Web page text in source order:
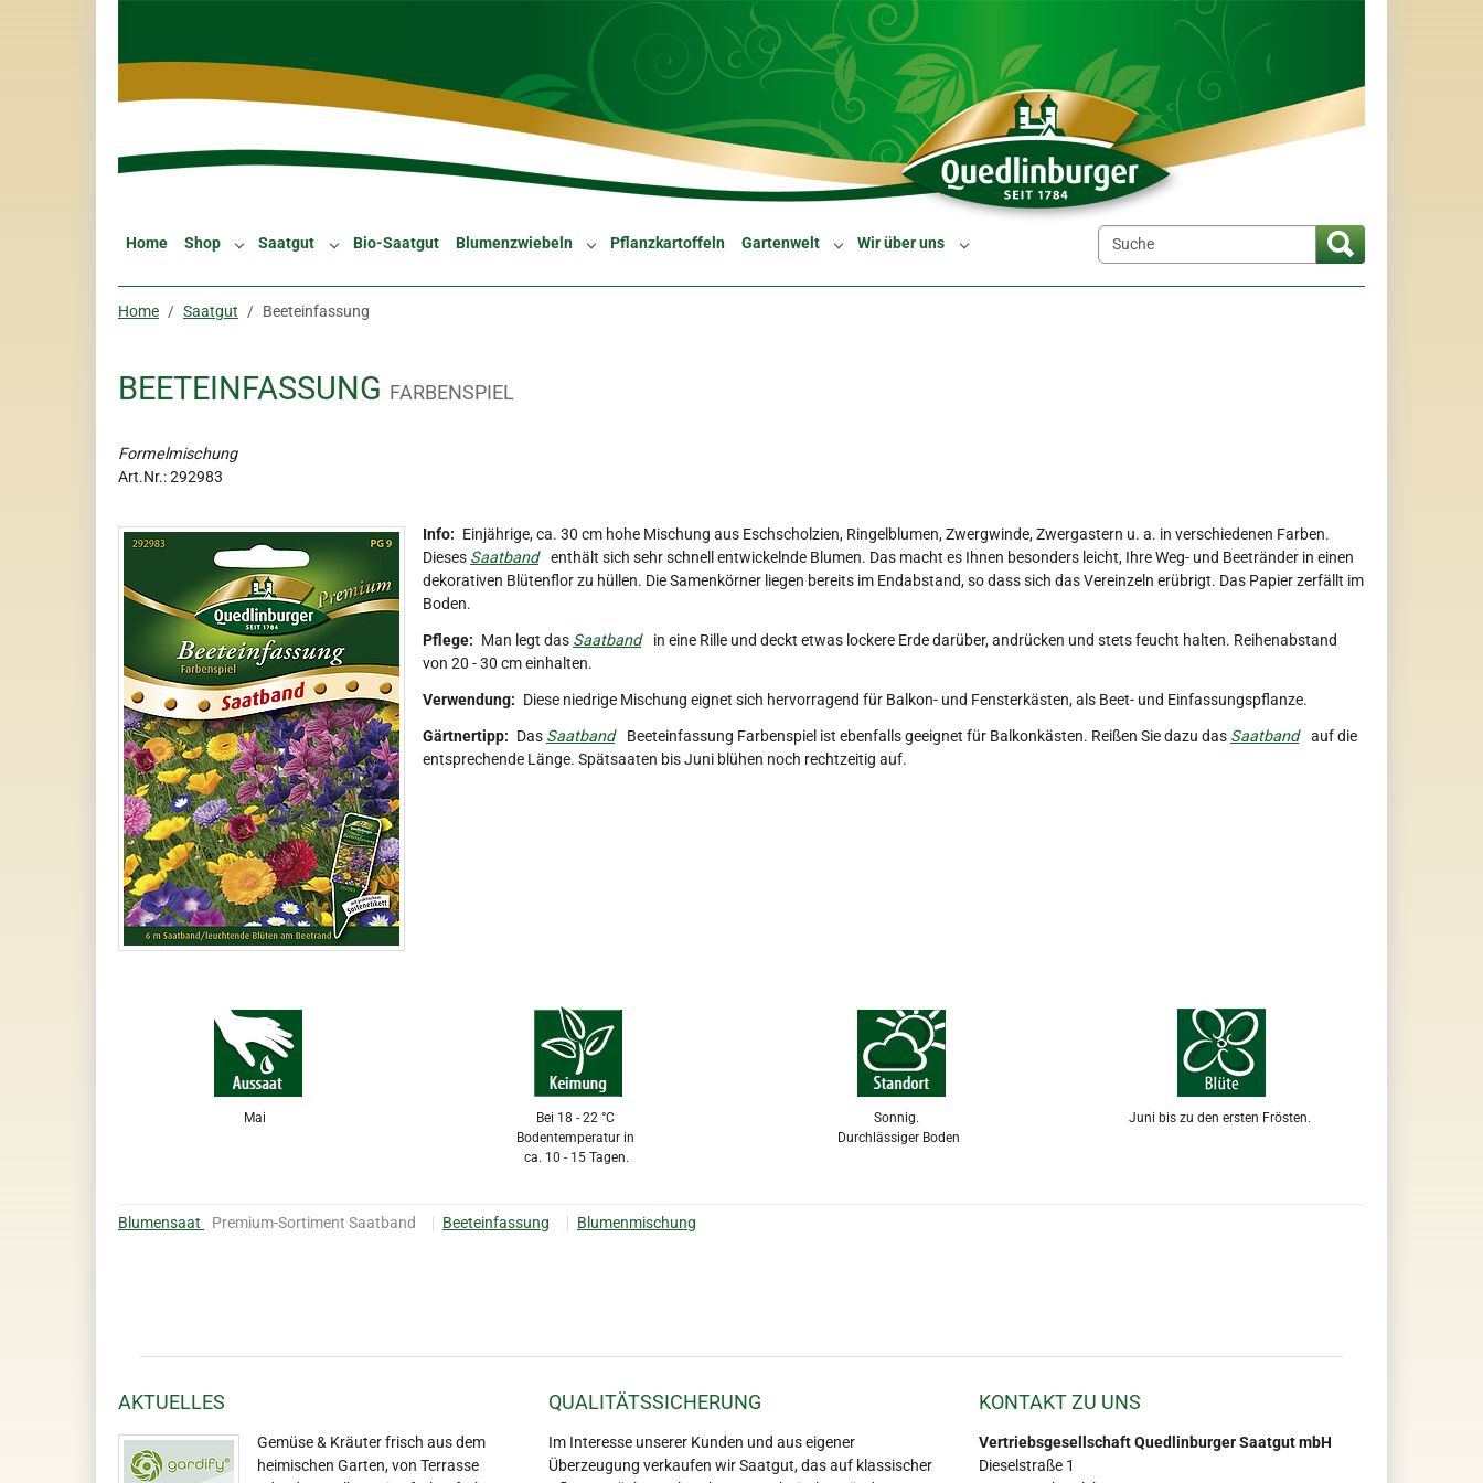
Home Shop Submenu for "Shop"
Saatgut Submenu for "Saatgut"
Bio-Saatgut Blumenzwiebeln Submenu for "Blumenzwiebeln"
Pflanzkartoffeln Gartenwelt Submenu for "Gartenwelt"
Wir über uns Submenu for "Wir über uns"
Home Saatgut Beeteinfassung
BEETEINFASSUNG FARBENSPIEL
Formelmischung
Art.Nr.:292983
Info: Einjährige, ca. 30 cm hohe Mischung aus Eschscholzien, Ringelblumen, Zwergwinde, Zwergastern u. a. in verschiedenen Farben.
Dieses Saatband
enthält sich sehr schnell entwickelnde Blumen. Das macht es Ihnen besonders leicht, Ihre Weg- und Beetränder in einen
dekorativen Blütenflor zu hüllen. Die Samenkörner liegen bereits im Endabstand, so dass sich das Vereinzeln erübrigt. Das Papier zerfällt im
Boden.
Pflege: Man legt das Saatband
in eine Rille und deckt etwas lockere Erde darüber, andrücken und stets feucht halten. Reihenabstand
von 20 - 30 cm einhalten.
Verwendung: Diese niedrige Mischung eignet sich hervorragend für Balkon- und Fensterkästen, als Beet- und Einfassungspflanze.
Gärtnertipp: Das Saatband Beeteinfassung Farbenspiel ist ebenfalls geeignet für Balkonkästen. Reißen Sie dazu das Saatband
auf die
entsprechende Länge. Spätsaaten bis Juni blühen noch rechtzeitig auf.
Mai
Bei 18 - 22 °C
Bodentemperatur in
ca. 10 - 15 Tagen.
Sonnig.
Durchlässiger Boden
Juni bis zu den ersten Frösten.
Blumensaat Premium-Sortiment Saatband Beeteinfassung Blumenmischung
AKTUELLES
Gemüse & Kräuter frisch aus dem
heimischen Garten, von Terrasse
QUALITÄTSSICHERUNG
Im Interesse unserer Kunden und aus eigener
Überzeugung verkaufen wir Saatgut, das auf klassischer
KONTAKT ZU UNS
Vertriebsgesellschaft Quedlinburger Saatgut mbH
Dieselstraße 1